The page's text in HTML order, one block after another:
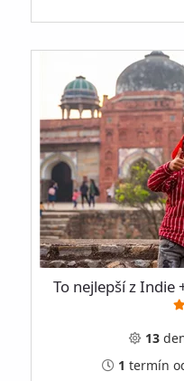
To nejlepší z Indie
13
1 termín